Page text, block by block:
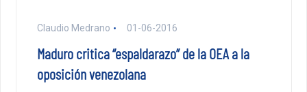
Claudio Medrano 01-06-2016
Maduro critica “espaldarazo” de la OEA a la
oposición venezolana